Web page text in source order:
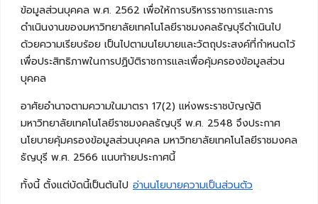
ข้อมูลส่วนบุคคล พ.ศ. 2562 เพื่อให้การบริหารราชการและการ
ดำเนินงานของมหาวิทยาลัยเทคโนโลยีราชมงคลธัญบุรีดำเนินไป
ด้วยความเรียบร้อย เป็นไปตามนโยบายและวัตถุประสงค์ที่กำหนดไว้
เพื่อประสิทธิภาพในการปฏิบัติราชการและเพื่อคุ้มครองข้อมูลส่วน
บุคคล
อาศัยอำนาจตามความในมาตรา 17(2) แห่งพระราชบัญญัติ
มหาวิทยาลัยเทคโนโลยีราชมงคลธัญบุรี พ.ศ. 2548 จึงประกาศ
นโยบายคุ้มครองข้อมูลส่วนบุคคล มหาวิทยาลัยเทคโนโลยีราชมงคล
ธัญบุรี พ.ศ. 2566 แนบท้ายประกาศนี้
ทั้งนี้ ตั้งแต่บัดนี้เป็นต้นไป อ่านนโยบายความเป็นส่วนตัว